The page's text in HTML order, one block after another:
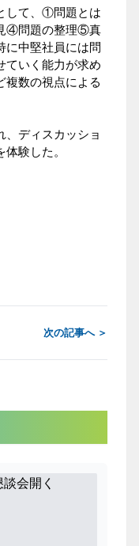
して、①問題とは
④問題の整理⑤真
中堅社員には問
ていく能力が求め
複数の視点による
ディスカッショ
験した。
次の記事へ ＞